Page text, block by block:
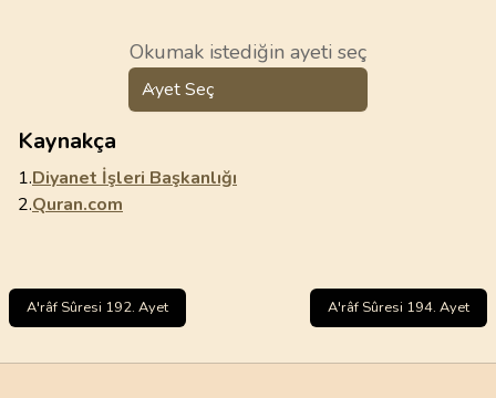
Okumak istediğin ayeti seç
Ayet Seç
Kaynakça
1.Diyanet İşleri Başkanlığı
2.Quran.com
A'râf Sûresi 192. Ayet A'râf Sûresi 194. Ayet